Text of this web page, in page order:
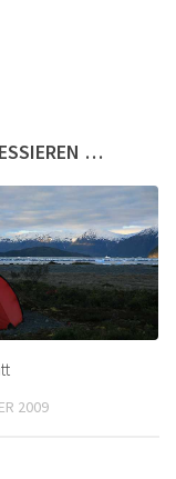
…
2009